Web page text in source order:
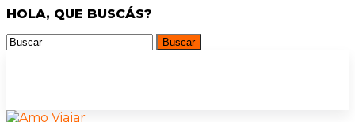
HOLA, QUE BUSCÁS?